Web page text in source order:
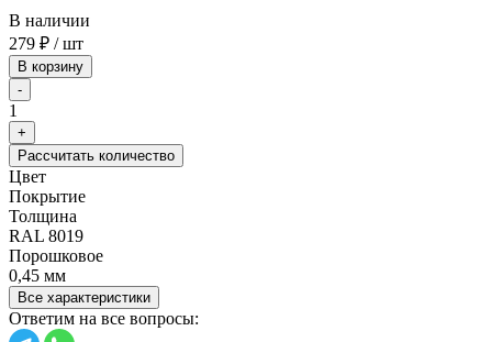
В наличии
279 ₽ / шт
В корзину
-
1
+
Рассчитать количество
Цвет
Покрытие
Толщина
RAL 8019
Порошковое
0,45 мм
Все характеристики
Ответим на все вопросы: